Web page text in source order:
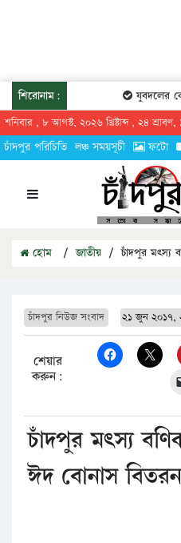
শিরোনাম: যুবদলের
শনিবার , ৮ আগস্ট, ২০২৬ খ্রিষ্টাব্দ , ২৪ শ্রাবণ,
চাঁদপুর পরিচিতি লঞ্চ সময়সূচী ফটো
হোম / জাতীয় / চাঁদপুর মৎস্য
চাঁদপুর নিউজ সংবাদ ২১ জুন
শেয়ার
করুন:
চাঁদপুর মৎস্য
ঈদ বোনাস বিতরন